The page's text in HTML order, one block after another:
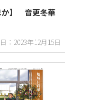
か】 音更冬華
：2023年12月15日